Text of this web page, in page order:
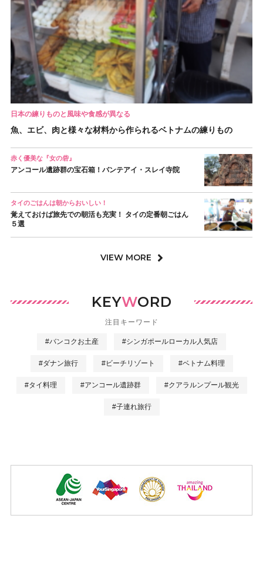
日本の練りものと風味や食感が異なる
魚、エビ、肉と様々な材料から作られるベトナムの練りもの
赤く優美な『女の砦』
アンコール遺跡群の宝石箱！バンテアイ・スレイ寺院
タイのごはんは朝からおいしい！
覚えておけば旅先での朝活も充実！ タイの定番朝ごはん
５選
VIEW MORE
KEYWORD
注目キーワード
#バンコクお土産 #シンガポールローカル人気店
#ダナン旅行 #ビーチリゾート #ベトナム料理
#タイ料理 #アンコール遺跡群 #クアラルンプール観光
#子連れ旅行